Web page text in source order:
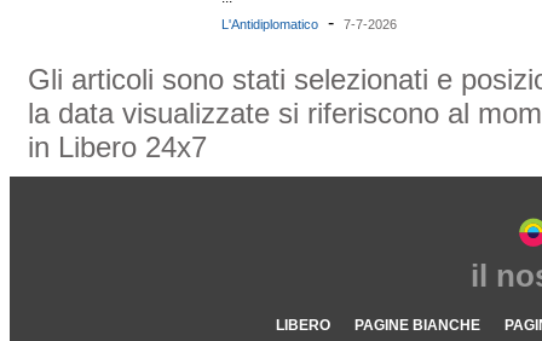
L'Antidiplomatico - 7-7-2026
Gli articoli sono stati selezionati e
la data visualizzate si riferiscono al
in Libero 24x7
il
LIBERO PAGINE BIANCHE